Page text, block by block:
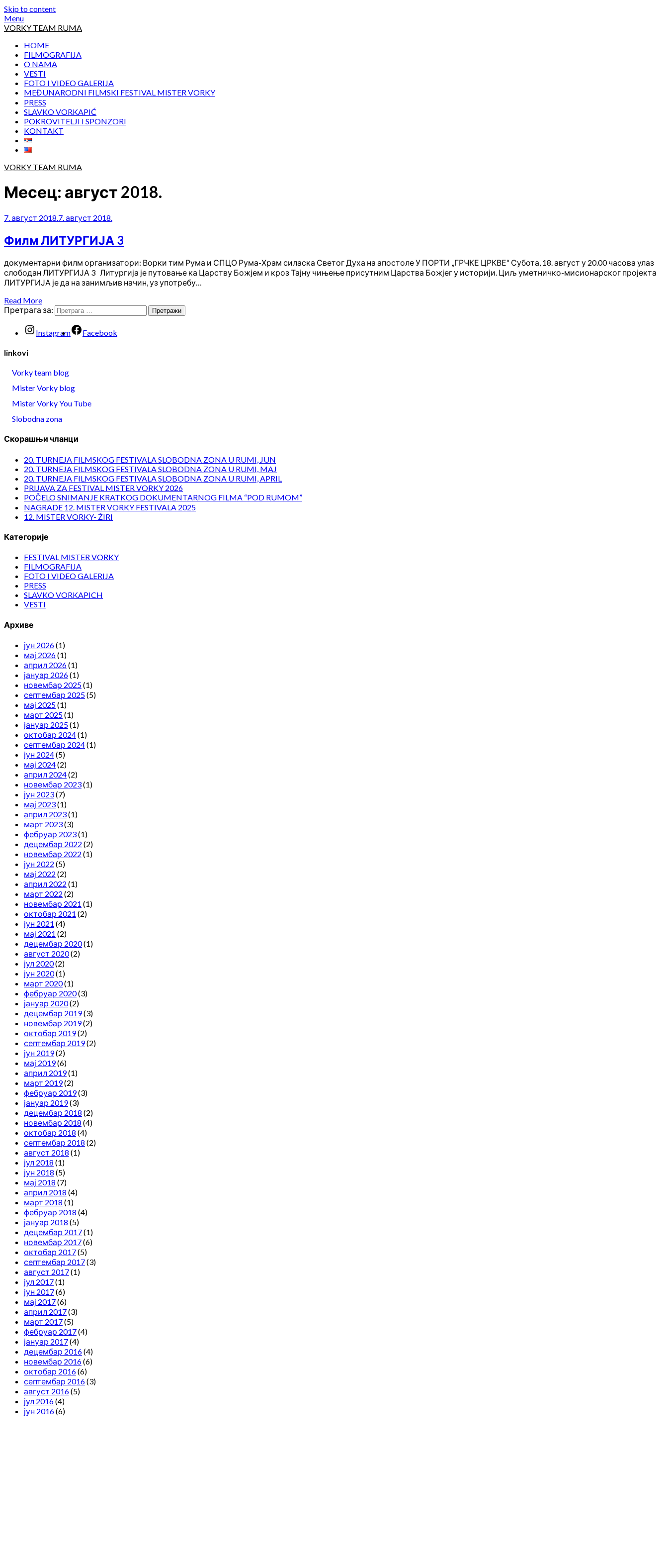
Skip to content
Menu
VORKY TEAM RUMA
HOME
FILMOGRAFIJA
O NAMA
VESTI
FOTO I VIDEO GALERIJA
MEĐUNARODNI FILMSKI FESTIVAL MISTER VORKY
PRESS
SLAVKO VORKAPIĆ
POKROVITELJI I SPONZORI
KONTAKT
VORKY TEAM RUMA
Месец: август 2018.
7. август 2018.7. август 2018.
Филм ЛИТУРГИЈА 3
документарни филм организатори: Ворки тим Рума и СПЦО Рума-Храм силаска Светог Духа на апостоле У ПОРТИ „ГРЧКЕ ЦРКВЕ“ Субота, 18. август у 20.00 часова улаз
слободан ЛИТУРГИЈА 3 Литургија је путовање ка Царству Божјем и кроз Тајну чињење присутним Царства Божјег у историји. Циљ уметничко-мисионарског пројекта
ЛИТУРГИЈА је да на занимљив начин, уз употребу…
Read More
Претрага за:
Instagram Facebook
linkovi
Vorky team blog
Mister Vorky blog
Mister Vorky You Tube
Slobodna zona
Скорашњи чланци
20. TURNEJA FILMSKOG FESTIVALA SLOBODNA ZONA U RUMI, JUN
20. TURNEJA FILMSKOG FESTIVALA SLOBODNA ZONA U RUMI, MAJ
20. TURNEJA FILMSKOG FESTIVALA SLOBODNA ZONA U RUMI, APRIL
PRIJAVA ZA FESTIVAL MISTER VORKY 2026
POČELO SNIMANJE KRATKOG DOKUMENTARNOG FILMA “POD RUMOM”
NAGRADE 12. MISTER VORKY FESTIVALA 2025
12. MISTER VORKY- ŽIRI
Категорије
FESTIVAL MISTER VORKY
FILMOGRAFIJA
FOTO I VIDEO GALERIJA
PRESS
SLAVKO VORKAPICH
VESTI
Архиве
јун 2026(1)
мај 2026(1)
април 2026(1)
јануар 2026(1)
новембар 2025(1)
септембар 2025(5)
мај 2025(1)
март 2025(1)
јануар 2025(1)
октобар 2024(1)
септембар 2024(1)
јун 2024(5)
мај 2024(2)
април 2024(2)
новембар 2023(1)
јун 2023(7)
мај 2023(1)
април 2023(1)
март 2023(3)
фебруар 2023(1)
децембар 2022 (2)
новембар 2022 (1)
јун 2022 (5)
мај 2022 (2)
април 2022 (1)
март 2022 (2)
новембар 2021 (1)
октобар 2021 (2)
јун 2021 (4)
мај 2021 (2)
децембар 2020(1)
август 2020(2)
јул 2020(2)
јун 2020(1)
март 2020(1)
фебруар 2020(3)
јануар 2020(2)
децембар 2019(3)
новембар 2019(2)
октобар 2019(2)
септембар 2019(2)
јун 2019(2)
мај 2019(6)
април 2019(1)
март 2019(2)
фебруар 2019(3)
јануар 2019(3)
децембар 2018 (2)
новембар 2018 (4)
октобар 2018 (4)
септембар 2018 (2)
август 2018 (1)
јул 2018 (1)
јун 2018 (5)
мај 2018 (7)
април 2018 (4)
март 2018 (1)
фебруар 2018 (4)
јануар 2018 (5)
децембар 2017(1)
новембар 2017(6)
октобар 2017(5)
септембар 2017(3)
август 2017(1)
јул 2017(1)
јун 2017(6)
мај 2017(6)
април 2017(3)
март 2017(5)
фебруар 2017(4)
јануар 2017(4)
децембар 2016(4)
новембар 2016(6)
октобар 2016(6)
септембар 2016(3)
август 2016(5)
јул 2016(4)
јун 2016(6)